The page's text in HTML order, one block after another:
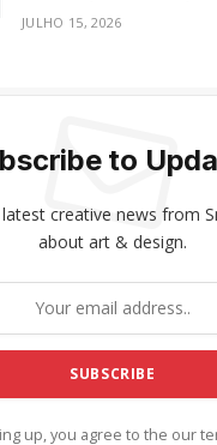
JULHO 15, 2026
to
creative news from
about art & design.
up, you agree to the our